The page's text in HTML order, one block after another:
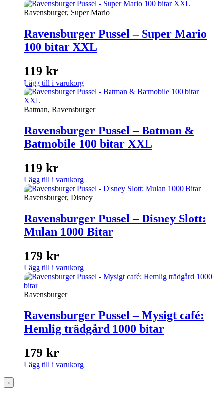
Ravensburger, Super Mario
Ravensburger Pussel – Super Mario
100 bitar XXL
119 kr
Lägg till i varukorg
Batman, Ravensburger
Ravensburger Pussel – Batman &
Batmobile 100 bitar XXL
119 kr
Lägg till i varukorg
Ravensburger, Disney
Ravensburger Pussel – Disney Slott:
Mulan 1000 Bitar
179 kr
Lägg till i varukorg
Ravensburger
Ravensburger Pussel – Mysigt café:
Hemlig trädgård 1000 bitar
179 kr
Lägg till i varukorg
›